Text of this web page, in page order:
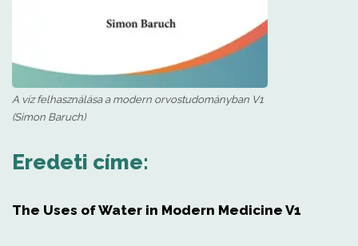
A víz felhasználása a modern orvostudományban V1
(Simon Baruch)
Eredeti címe:
The Uses of Water in Modern Medicine V1